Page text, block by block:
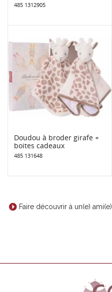
485 1312905
Doudou à broder girafe +
boites cadeaux
485 131648
Faire découvrir à un(e) ami(e)